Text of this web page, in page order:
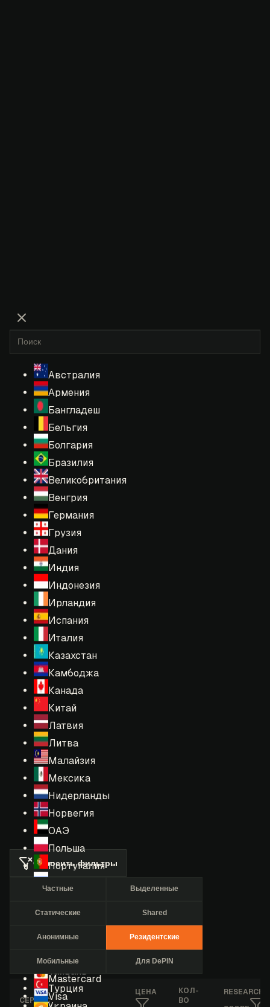
Австралия
Армения
Бангладеш
Бельгия
Болгария
Бразилия
Великобритания
Венгрия
Германия
Грузия
Дания
Индия
Индонезия
Ирландия
Испания
Италия
Казахстан
Камбоджа
Канада
Китай
Латвия
Литва
Малайзия
Мексика
Нидерланды
Норвегия
ОАЭ
Польша
Португалия
США
Сингапур
Турция
Mastercard
Visa
Сбросить фильтры
Частные Выделенные
Статические Shared
Анонимные Резидентские
Мобильные Для DePIN
СЕРВИС
ЦЕНА
КОЛ-
ВО